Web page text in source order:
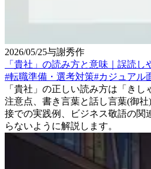
2026/05/25与謝秀作
「貴社」の読み方と意味｜誤読し
#転職準備・選考対策#カジュアル
「貴社」の正しい読み方は「き
注意点、書き言葉と話し言葉(御
接での実践例、ビジネス敬語の関
らないように解説します。